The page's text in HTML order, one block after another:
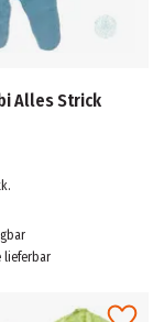
Alles Strick
lieferbar